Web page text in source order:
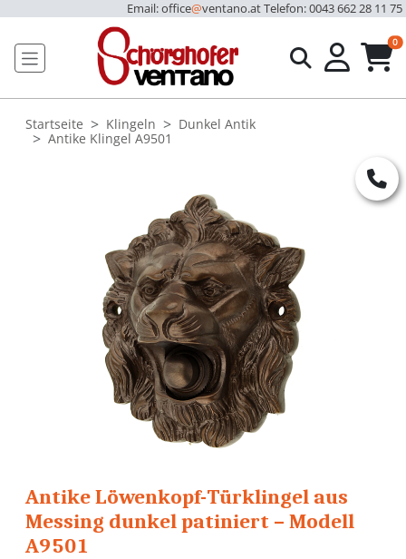
Email: office@ventano.atTelefon: 0043 662 28 11 75
0
Startseite Klingeln
Dunkel Antik
Antike Klingel A9501
Antike Löwenkopf-Türklingel aus
Messing dunkel patiniert – Modell
A9501